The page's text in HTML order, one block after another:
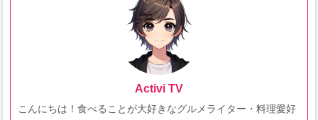
Activi TV
こんにちは！食べることが大好きなグルメライター・料理愛好